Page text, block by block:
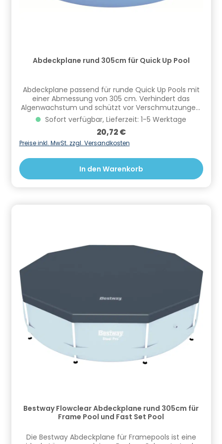
Abdeckplane rund 305cm für Quick Up Pool
Abdeckplane passend für runde Quick Up Pools mit
einer Abmessung von 305 cm. Verhindert das
Algenwachstum und schützt vor Verschmutzungen.
Informationen zur Produktsicherheit Hersteller/EU
Verantwortliche Person: CF Group Deutschland
GmbH, Bahnhofstraße 68, 73240 Wendlingen, DE,
info.de@cf.group, +4970244048100
Sofort verfügbar, Lieferzeit: 1-5 Werktage
Regulärer Preis:
20,72 €
Preise inkl. MwSt. zzgl. Versandkosten
In den Warenkorb
Bestway Flowclear Abdeckplane rund 305cm für
Frame Pool und Fast Set Pool
​Die Bestway Abdeckplane für Framepools ist eine